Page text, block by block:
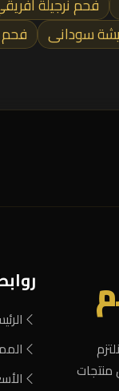
سودانى فحم
منتجات